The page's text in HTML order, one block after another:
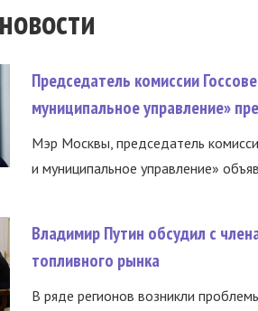
Председатель комиссии
муниципальное управление»
Мэр Москвы, председатель
и муниципальное управление»
Владимир Путин обсудил с
топливного рынка
В ряде регионов возникли